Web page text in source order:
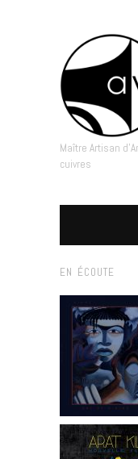
Maître Artisan
cuivres
EN ÉCOUTE